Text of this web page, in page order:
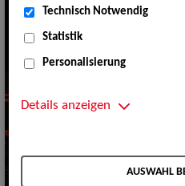
Technisch Notwendig
Statistik
Personalisierung
Details anzeigen
AUSWAHL